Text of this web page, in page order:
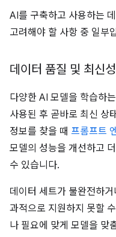
AI를 구축하고 사용하는
고려해야 할 사항 중 일부
데이터 품질 및 최신성
다양한 AI 모델을 학습하
사용된 후 곧바로 최신 상
정보를 찾을 때 프롬프트
모델의 성능을 개선하고
수 있습니다.
데이터 세트가 불완전하
과적으로 지원하지 못할
나 필요에 맞게 모델을 맞